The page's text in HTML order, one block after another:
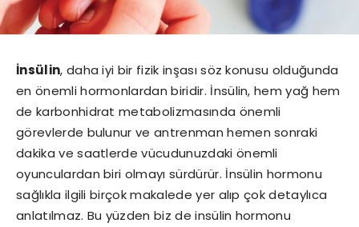
İnsülin, daha iyi bir fizik inşası söz konusu olduğunda
en önemli hormonlardan biridir. İnsülin, hem yağ hem
de karbonhidrat metabolizmasında önemli
görevlerde bulunur ve antrenman hemen sonraki
dakika ve saatlerde vücudunuzdaki önemli
oyunculardan biri olmayı sürdürür. İnsülin hormonu
sağlıkla ilgili birçok makalede yer alıp çok detaylıca
anlatılmaz. Bu yüzden biz de insülin hormonu